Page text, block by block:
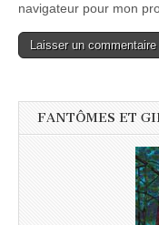
navigateur pour mon
FANTÔMES ET